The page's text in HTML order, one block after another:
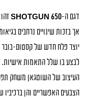
דגם ה-SHOTGUN 650
אך בזכות שינויים נרחבים
יוצר פלח חדש של קסטום-בובר
לבצע בו שלל התאמות אישיות.
העיצוב של השוטגאן משחק
הצבעים האפשריים והן